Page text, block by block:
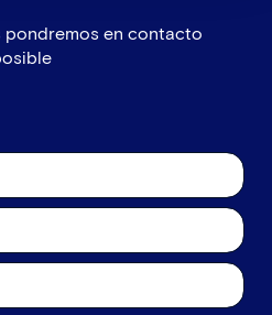
pondremos en contacto